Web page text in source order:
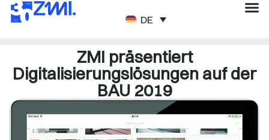
DEUTSCH
ZMI präsentiert
Digitalisierungslösungen auf der
BAU 2019